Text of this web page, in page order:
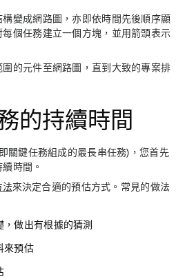
變成網路圖，亦即依時間先後順序顯
個任務建立一個方塊，並用箭頭表示
的元件至網路圖，直到大致的專案排
的持續時間
關鍵任務組成的最長串任務)，您首先
時間。
法來決定合適的預估方式。常見的做法
做出有根據的猜測
來預估